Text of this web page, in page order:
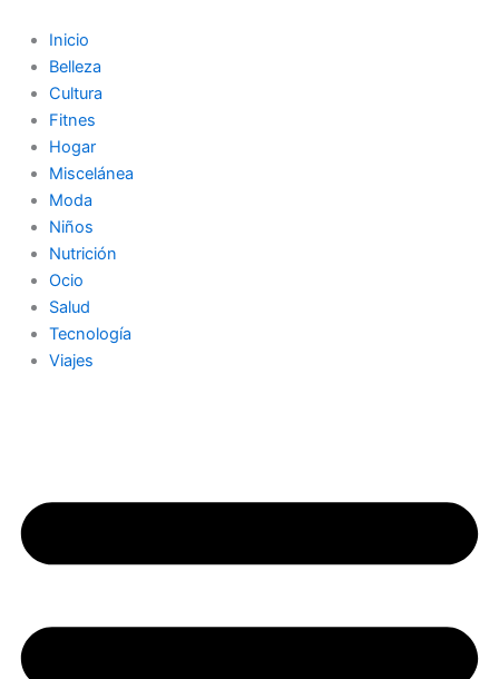
contenido
Inicio
Belleza
Cultura
Fitnes
Hogar
Miscelánea
Moda
Niños
Nutrición
Ocio
Salud
Tecnología
Viajes